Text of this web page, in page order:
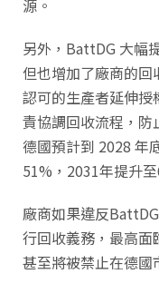
源。
另外，BattDG 大幅
但也增加了廠商的
認可的生產者延伸授
責協調回收流程，防
德國預計到 2028 年
51%，2031年提升至
廠商如果違反
行回收義務，最高面
甚至將被禁止在德國